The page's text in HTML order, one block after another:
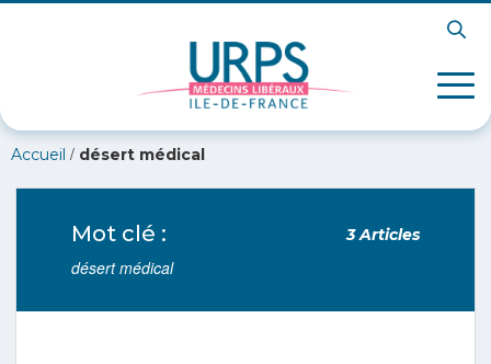
Accueil / désert médical
Mot clé : 3 Articles
désert médical